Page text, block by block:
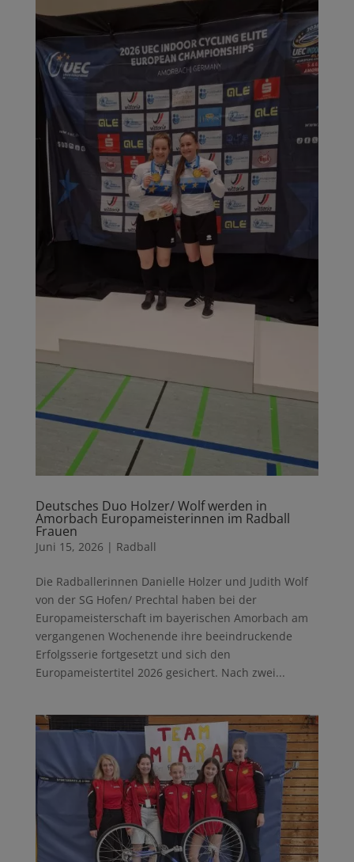
Deutsches Duo Holzer/ Wolf werden in
Amorbach Europameisterinnen im Radball
Frauen
Juni 15, 2026 | Radball
Die Radballerinnen Danielle Holzer und Judith Wolf
von der SG Hofen/ Prechtal haben bei der
Europameisterschaft im bayerischen Amorbach am
vergangenen Wochenende ihre beeindruckende
Erfolgsserie fortgesetzt und sich den
Europameistertitel 2026 gesichert. Nach zwei...